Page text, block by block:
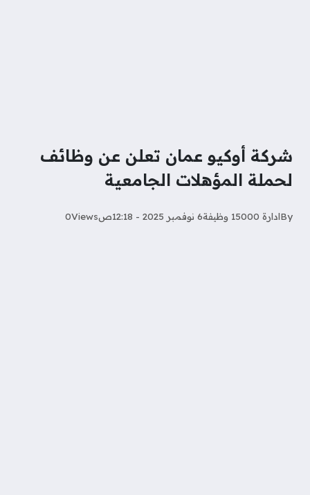
شركة أوكيو عمان تعلن عن وظائف
لحملة المؤهلات الجامعية
Byادارة 15000 وظيفة 6 نوفمبر 2025 - 12:18ص Views
0